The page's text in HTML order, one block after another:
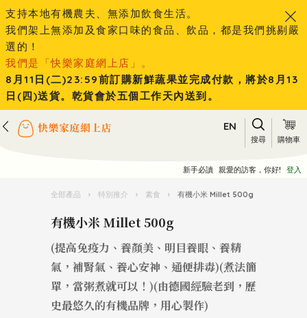
支持本地有機農夫、無添加飲食生活。
我們架上無添加及食家口味的食品、飲品，都是我們挑剔嚴
選的！
我們是「快樂家庭網上店」。
8月11日(二)23:59前訂購新鮮蔬果並完成付款，將於8月13
日(四)送貨。乾貨會於五個工作天內送到。
EN
搜尋 購物車
新手必讀 親愛的訪客，你好! 登入
全部產品 › 特別推介 › 素食 › 有機小米 Millet 500g
有機小米 Millet 500g
(提高免疫力、養顏美、明目養眼、養精
氣，補腎氣、養心安神、通便排毒)(煮法簡
單，當粥煮就可以！)(由德國經驗老到，歷
史最悠久的有機品牌，用心製作)